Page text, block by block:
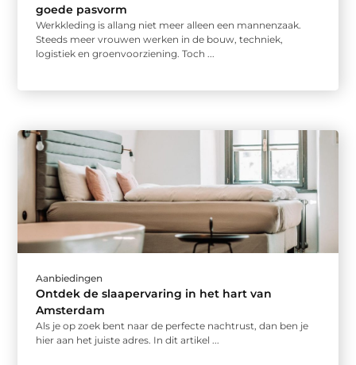
goede pasvorm
Werkkleding is allang niet meer alleen een mannenzaak.
Steeds meer vrouwen werken in de bouw, techniek,
logistiek en groenvoorziening. Toch ...
Aanbiedingen
Ontdek de slaapervaring in het hart van
Amsterdam
Als je op zoek bent naar de perfecte nachtrust, dan ben je
hier aan het juiste adres. In dit artikel ...